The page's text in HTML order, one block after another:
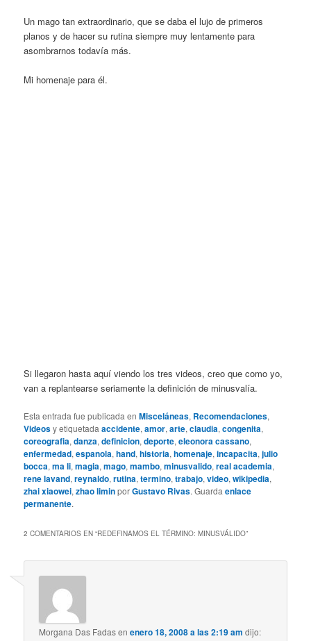
Un mago tan extraordinario, que se daba el lujo de primeros
planos y de hacer su rutina siempre muy lentamente para
asombrarnos todavía más.
Mi homenaje para él.
Si llegaron hasta aquí viendo los tres videos, creo que como yo,
van a replantearse seriamente la definición de minusvalía.
Esta entrada fue publicada enMisceláneas, Recomendaciones,
Videosy etiquetadaaccidente,amor,arte,claudia,congenita,
coreografia,danza,definicion,deporte,eleonora cassano,
enfermedad,espanola,hand,historia,homenaje,incapacita,julio
bocca,ma li,magia,mago,mambo,minusvalido,real academia,
rene lavand,reynaldo,rutina,termino,trabajo,video,wikipedia,
zhai xiaowei,zhao liminporGustavo Rivas. Guardaenlace
permanente.
2 COMENTARIOS EN “REDEFINAMOS EL TÉRMINO: MINUSVÁLIDO”
Morgana Das Fadasenenero 18, 2008 a las 2:19 am dijo: